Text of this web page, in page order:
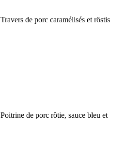
Travers de porc caramélisés et röstis
Poitrine de porc rôtie, sauce bleu et